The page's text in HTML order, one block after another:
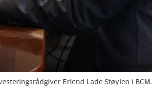
Erlend Lade Støylen i BCM.